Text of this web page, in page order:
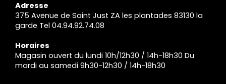
Adresse
375 Avenue de Saint Just ZA les plantades 83130 la
garde Tel 04.94.92.74.08
Horaires
Magasin ouvert du lundi 10h/12h30 / 14h-18h30 Du
mardi au samedi 9h30-12h30 / 14h-18h30